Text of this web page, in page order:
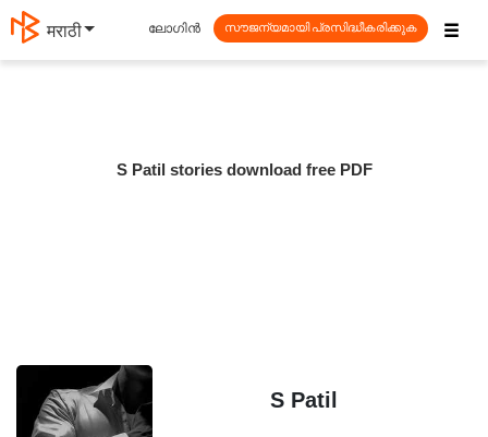
मराठी ☰
ലോഗിൻ സൗജന്യമായി പ്രസിദ്ധീകരിക്കുക
S Patil stories download free PDF
S Patil